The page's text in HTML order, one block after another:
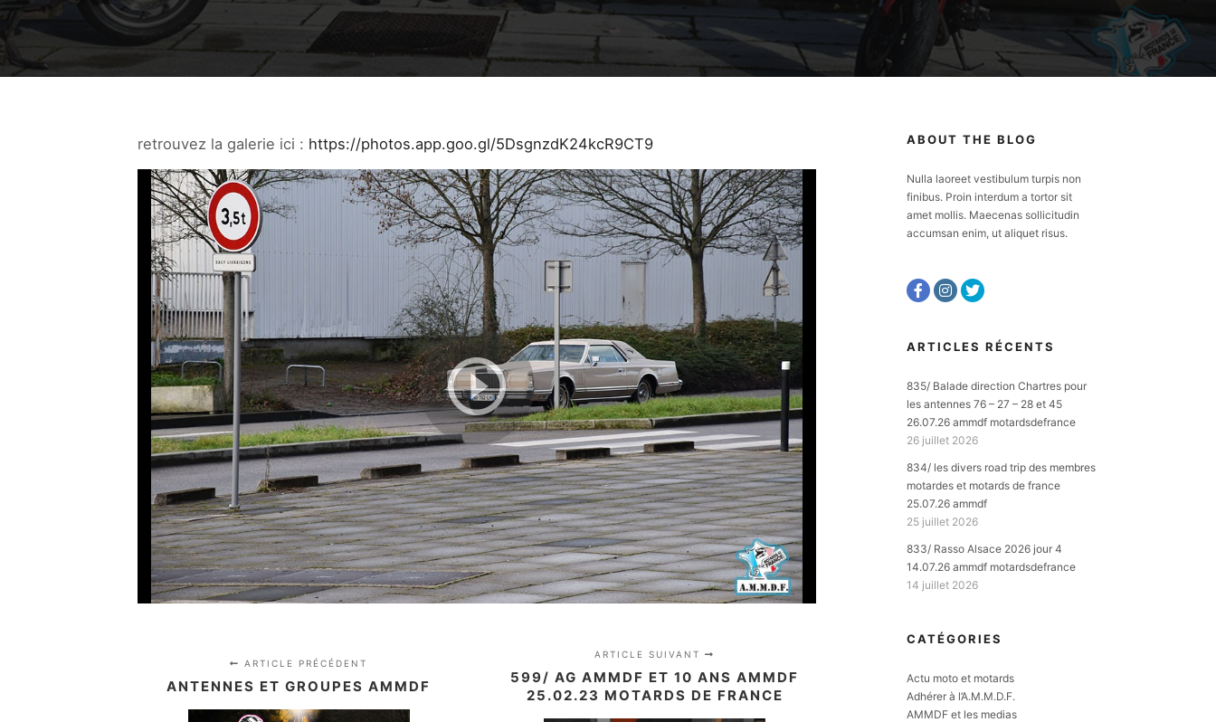
retrouvez la galerie ici : https://photos.app.goo.gl/5DsgnzdK24kcR9CT9
ARTICLE PRÉCÉDENT
ANTENNES ET GROUPES AMMDF
ARTICLE SUIVANT
599/ AG AMMDF ET 10 ANS AMMDF
25.02.23 MOTARDS DE FRANCE
ABOUT THE BLOG
Nulla laoreet vestibulum turpis non
finibus. Proin interdum a tortor sit
amet mollis. Maecenas sollicitudin
accumsan enim, ut aliquet risus.
ARTICLES RÉCENTS
835/ Balade direction Chartres pour
les antennes 76 – 27 – 28 et 45
26.07.26 ammdf motardsdefrance
26 juillet 2026
834/ les divers road trip des membres
motardes et motards de france
25.07.26 ammdf
25 juillet 2026
833/ Rasso Alsace 2026 jour 4
14.07.26 ammdf motardsdefrance
14 juillet 2026
CATÉGORIES
Actu moto et motards
Adhérer à l’A.M.M.D.F.
AMMDF et les medias